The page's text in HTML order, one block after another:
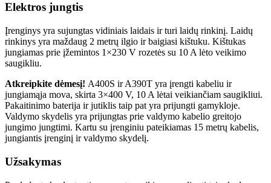
Elektros jungtis
Įrenginys yra sujungtas vidiniais laidais ir turi laidų rinkinį. Laidų
rinkinys yra maždaug 2 metrų ilgio ir baigiasi kištuku. Kištukas
jungiamas prie įžemintos 1×230 V rozetės su 10 A lėto veikimo
saugikliu.
Atkreipkite dėmesį! A400S ir A390T yra įrengti kabeliu ir
jungiamąja mova, skirta 3×400 V, 10 A lėtai veikiančiam saugikliui.
Pakaitinimo baterija ir jutiklis taip pat yra prijungti gamykloje.
Valdymo skydelis yra prijungtas prie valdymo kabelio greitojo
jungimo jungtimi. Kartu su įrenginiu pateikiamas 15 metrų kabelis,
jungiantis įrenginį ir valdymo skydelį.
Užsakymas